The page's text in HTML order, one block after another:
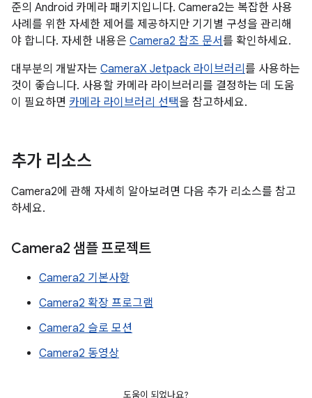
준의 Android 카메라 패키지입니다. Camera2는 복잡한 사용
사례를 위한 자세한 제어를 제공하지만 기기별 구성을 관리해
야 합니다. 자세한 내용은 Camera2 참조 문서를 확인하세요.
대부분의 개발자는 CameraX Jetpack 라이브러리 를 사용하는
것이 좋습니다. 사용할 카메라 라이브러리를 결정하는 데 도움
이 필요하면 카메라 라이브러리 선택을 참고하세요.
추가 리소스
Camera2에 관해 자세히 알아보려면 다음 추가 리소스를 참고
하세요.
Camera2 샘플 프로젝트
Camera2 기본사항
Camera2 확장 프로그램
Camera2 슬로 모션
Camera2 동영상
도움이 되었나요?